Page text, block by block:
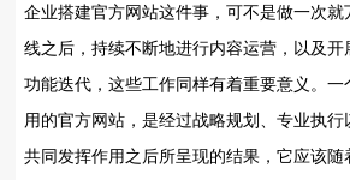
企业搭建官方网站这件事，可不是做一次
线之后，持续不断地进行内容运营，以及
功能迭代，这些工作同样有着重要意义。
用的官方网站，是经过战略规划、专业执
共同发挥作用之后所呈现的结果，它应该